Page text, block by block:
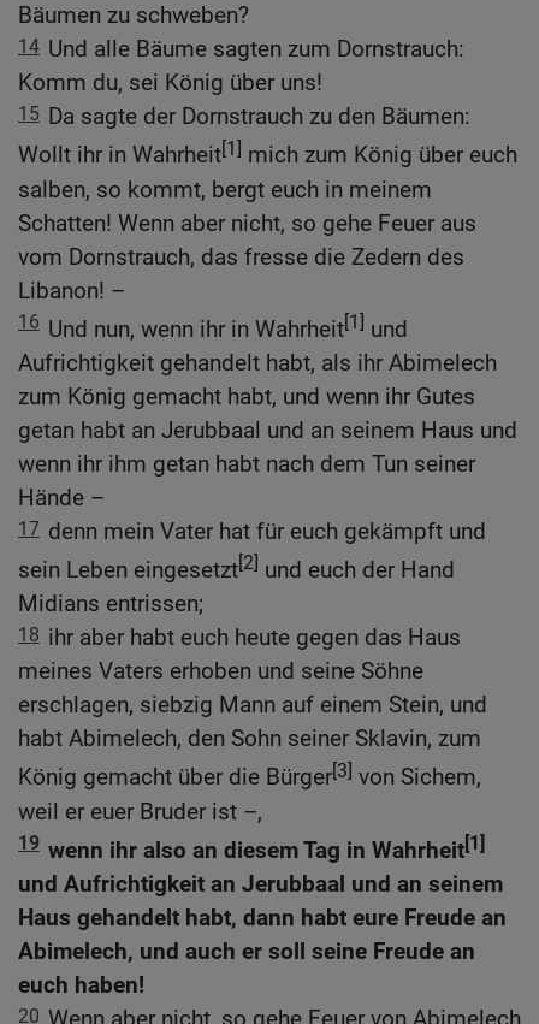
Bäumen zu schweben?
14 Und alle Bäume sagten zum Dornstrauch:
Komm du, sei König über uns!
15 Da sagte der Dornstrauch zu den Bäumen:
Wollt ihr in Wahrheit[1] mich zum König über euch
salben, so kommt, bergt euch in meinem
Schatten! Wenn aber nicht, so gehe Feuer aus
vom Dornstrauch, das fresse die Zedern des
Libanon! –
16 Und nun, wenn ihr in Wahrheit[1] und
Aufrichtigkeit gehandelt habt, als ihr Abimelech
zum König gemacht habt, und wenn ihr Gutes
getan habt an Jerubbaal und an seinem Haus und
wenn ihr ihm getan habt nach dem Tun seiner
Hände –
17 denn mein Vater hat für euch gekämpft und
sein Leben eingesetzt[2] und euch der Hand
Midians entrissen;
18 ihr aber habt euch heute gegen das Haus
meines Vaters erhoben und seine Söhne
erschlagen, siebzig Mann auf einem Stein, und
habt Abimelech, den Sohn seiner Sklavin, zum
König gemacht über die Bürger[3] von Sichem,
weil er euer Bruder ist –,
19 wenn ihr also an diesem Tag in Wahrheit[1]
und Aufrichtigkeit an Jerubbaal und an seinem
Haus gehandelt habt, dann habt eure Freude an
Abimelech, und auch er soll seine Freude an
euch haben!
20